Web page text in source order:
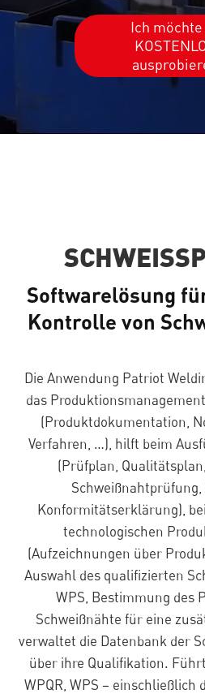
Ich möchte
Softwarelösung
Kontrolle von
Die Anwendung Patriot
das
(Produktdokumentation,
Verfahren, …), hilft beim
(Prüfplan,
Schweißnahtprüfung,
Konformitätserklärung),
technologischen
(Aufzeichnungen über
Auswahl des qualifizierten
WPS, Bestimmung des
Schweißnähte für eine
verwaltet die Datenbank der
über ihre Qualifikation.
WPQR, WPS –